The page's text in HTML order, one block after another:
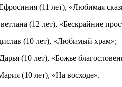
(11 лет), «Любимая
(12 лет), «Бескрайние
(10 лет), «Любимый храм»;
(10 лет), «Божье
(10 лет), «На восходе».